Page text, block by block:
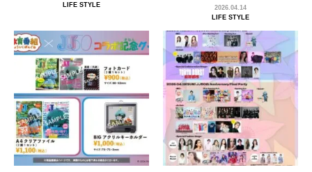
LIFE STYLE
2026.04.14
LIFE STYLE